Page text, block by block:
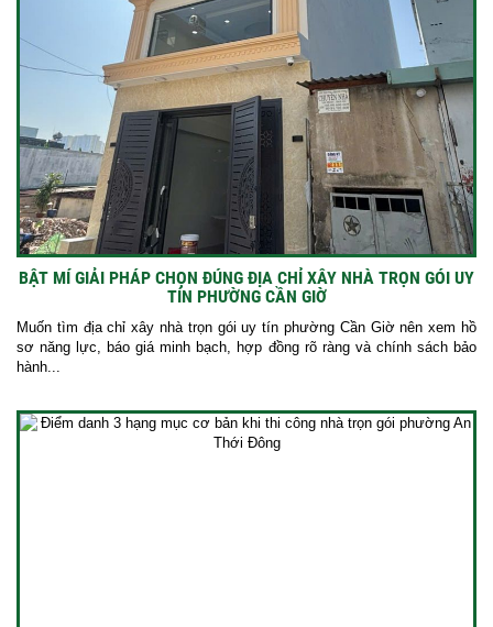
BẬT MÍ GIẢI PHÁP CHỌN ĐÚNG ĐỊA CHỈ XÂY NHÀ TRỌN GÓI UY
TÍN PHƯỜNG CẦN GIỜ
Muốn tìm địa chỉ xây nhà trọn gói uy tín phường Cần Giờ nên xem hồ
sơ năng lực, báo giá minh bạch, hợp đồng rõ ràng và chính sách bảo
hành...